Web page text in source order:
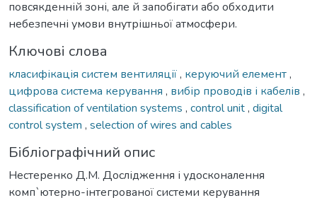
повсякденній зоні, але й запобігати або обходити
небезпечні умови внутрішньої атмосфери.
Ключові слова
класифікація систем вентиляції, керуючий елемент,
цифрова система керування , вибір проводів і кабелів ,
classification of ventilation systems , control unit, digital
control system , selection of wires and cables
Бібліографічний опис
Нестеренко Д.М. Дослідження і удосконалення
комп`ютерно-інтегрованої системи керування